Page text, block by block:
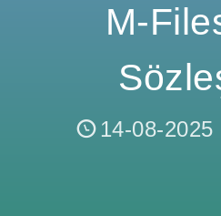
M-
14-08-2025